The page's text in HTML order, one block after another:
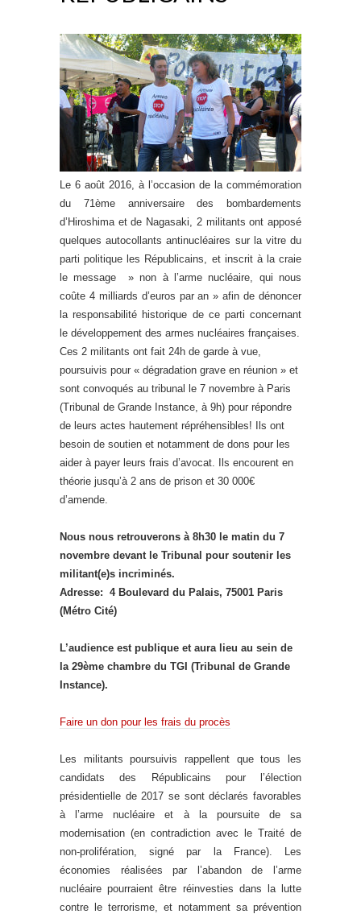
Le 6 août 2016, à l’occasion de la commémoration
du 71ème anniversaire des bombardements
d’Hiroshima et de Nagasaki, 2 militants ont apposé
quelques autocollants antinucléaires sur la vitre du
parti politique les Républicains, et inscrit à la craie
le message » non à l’arme nucléaire, qui nous
coûte 4 milliards d’euros par an » afin de dénoncer
la responsabilité historique de ce parti concernant
le développement des armes nucléaires françaises.
Ces 2 militants ont fait 24h de garde à vue,
poursuivis pour « dégradation grave en réunion » et
sont convoqués au tribunal le 7 novembre à Paris
(Tribunal de Grande Instance, à 9h) pour répondre
de leurs actes hautement répréhensibles! Ils ont
besoin de soutien et notamment de dons pour les
aider à payer leurs frais d’avocat. Ils encourent en
théorie jusqu’à 2 ans de prison et 30 000€
d’amende.
Nous nous retrouverons à 8h30 le matin du 7
novembre devant le Tribunal pour soutenir les
militant(e)s incriminés.
Adresse: 4 Boulevard du Palais, 75001 Paris
(Métro Cité)
L’audience est publique et aura lieu au sein de
la 29ème chambre du TGI (Tribunal de Grande
Instance).
Faire un don pour les frais du procès
Les militants poursuivis rappellent que tous les
candidats des Républicains pour l’élection
présidentielle de 2017 se sont déclarés favorables
à l’arme nucléaire et à la poursuite de sa
modernisation (en contradiction avec le Traité de
non-prolifération, signé par la France). Les
économies réalisées par l’abandon de l’arme
nucléaire pourraient être réinvesties dans la lutte
contre le terrorisme, et notamment sa prévention